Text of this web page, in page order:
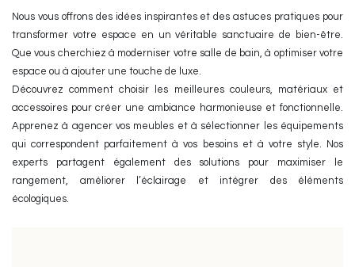
Nous vous offrons des idées inspirantes et des astuces pratiques pour
transformer votre espace en un véritable sanctuaire de bien-être.
Que vous cherchiez à moderniser votre salle de bain, à optimiser votre
espace ou à ajouter une touche de luxe.
Découvrez comment choisir les meilleures couleurs, matériaux et
accessoires pour créer une ambiance harmonieuse et fonctionnelle.
Apprenez à agencer vos meubles et à sélectionner les équipements
qui correspondent parfaitement à vos besoins et à votre style. Nos
experts partagent également des solutions pour maximiser le
rangement, améliorer l’éclairage et intégrer des éléments
écologiques.